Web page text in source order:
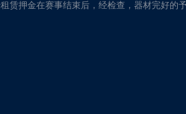
押金在赛事结束后，经检查，器材完好的